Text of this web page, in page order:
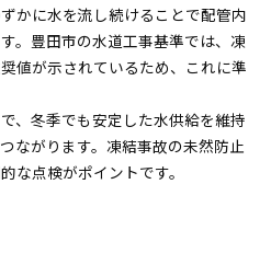
かに水を流し続けることで配管内
。豊田市の水道工事基準では、凍
値が示されているため、これに準
、冬季でも安定した水供給を維持
ながります。凍結事故の未然防止
な点検がポイントです。